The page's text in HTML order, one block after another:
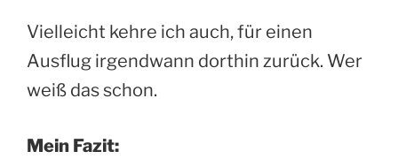
Vielleicht kehre ich auch, für einen
Ausflug irgendwann dorthin zurück. Wer
weiß das schon.
Mein Fazit: